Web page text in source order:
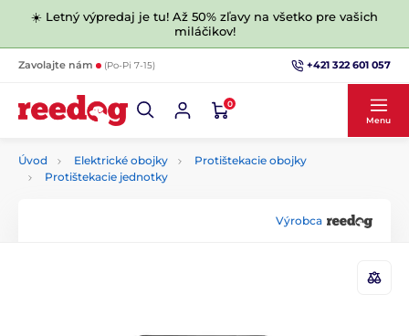
☀️ Letný výpredaj je tu! Až 50% zľavy na všetko pre vašich
miláčikov!
Zavolajte nám (Po-Pi 7-15) +421 322 601 057
0
Menu
Úvod Elektrické obojky
Protištekacie obojky
Protištekacie jednotky
Výrobca